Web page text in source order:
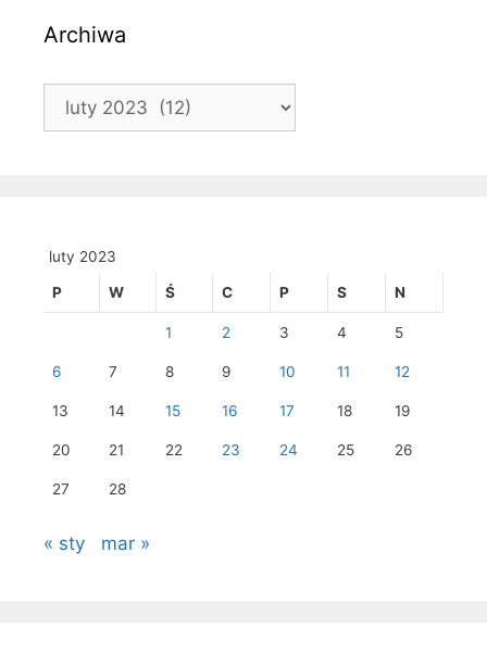
Archiwa
Archiwa
luty 2023
P W Ś C P S N
1 2 3 4 5
6 7 8 9 10 11 12
13 14 15 16 17 18 19
20 21 22 23 24 25 26
27 28
« sty mar »